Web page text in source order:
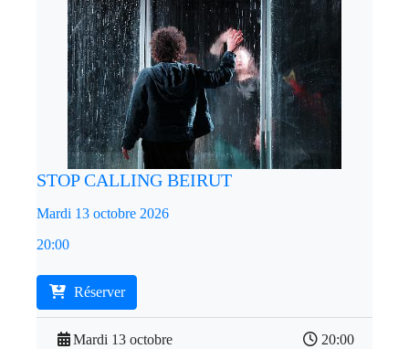
STOP CALLING BEIRUT
Mardi 13 octobre 2026
20:00
Réserver
Mardi 13 octobre 20:00